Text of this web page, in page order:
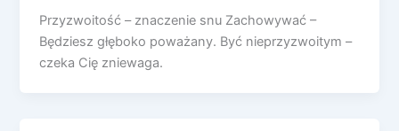
Przyzwoitość – znaczenie snu Zachowywać –
Będziesz głęboko poważany. Być nieprzyzwoitym –
czeka Cię zniewaga.